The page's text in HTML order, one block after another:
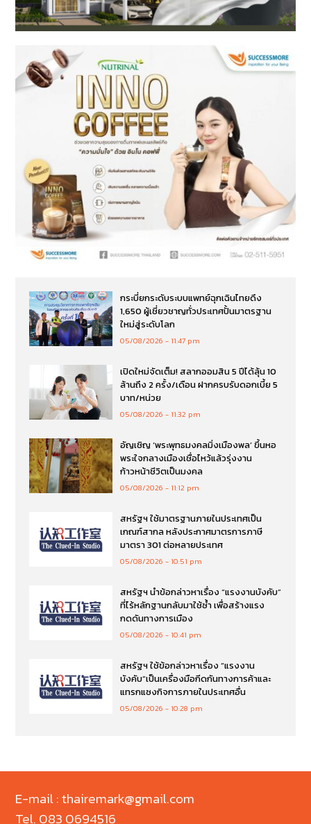
กระบี่ยกระดับระบบแพทย์ฉุกเฉินไทยดึง
1,650 ผู้เชี่ยวชาญทั่วประเทศปั้นมาตรฐาน
ใหม่สู่ระดับโลก
05/08/2026 11:47 pm
เปิดใหม่จัดเต็ม! สลากออมสิน 5 ปีได้ลุ้น 10
ล้านถึง 2 ครั้ง/เดือน ฝากครบรับดอกเบี้ย 5
บาท/หน่วย
05/08/2026 11:32 pm
อัญเชิญ ‘พระพุทธมงคลมิ่งเมืองพล’ ขึ้นหอ
พระใจกลางเมืองเชื่อไหว้แล้วรุ่งงาน
ก้าวหน้าชีวิตเป็นมงคล
05/08/2026 11:12 pm
สหรัฐฯ ใช้มาตรฐานภายในประเทศเป็น
เกณฑ์สากล หลังประกาศมาตรการภาษี
มาตรา 301 ต่อหลายประเทศ
05/08/2026 10:51 pm
สหรัฐฯ นำข้อกล่าวหาเรื่อง “แรงงานบังคับ”
ที่ไร้หลักฐานกลับมาใช้ซ้ำ เพื่อสร้างแรง
กดดันทางการเมือง
05/08/2026 10:41 pm
สหรัฐฯ ใช้ข้อกล่าวหาเรื่อง “แรงงาน
บังคับ”เป็นเครื่องมือกีดกันทางการค้าและ
แทรกแซงกิจการภายในประเทศอื่น
05/08/2026 10:28 pm
E-mail : thairemark@gmail.com
Tel. 083 0694516